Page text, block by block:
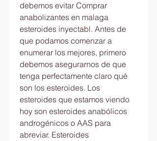
debemos evitar Comprar
anabolizantes en malaga
esteroides inyectabl. Antes de
que podamos comenzar a
enumerar los mejores, primero
debemos asegurarnos de que
tenga perfectamente claro qué
son los esteroides. Los
esteroides que estamos viendo
hoy son esteroides anabólicos
androgénicos o AAS para
abreviar. Esteroides